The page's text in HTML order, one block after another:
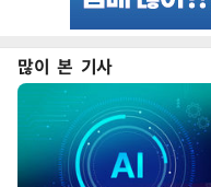
많이 본 기사